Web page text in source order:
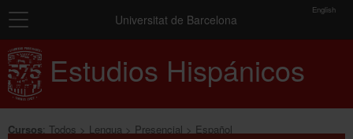
Matrícula
Resumen
de
los
grupos
seleccionados
Navegación Universitat de Barcelona
toolbar
English
Estudios Hispánicos
Inicio
Exámenes y certificados
Cursos: Todos Lengua Presencial Español